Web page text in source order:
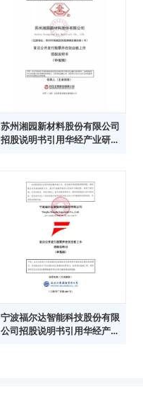
苏州湘园新材料股份有限公司
招股说明书引用华经产业研究
宁波福尔达智能科技股份有限
公司招股说明书引用华经产业